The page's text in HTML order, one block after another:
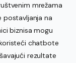
mrežama
postavljanja na
biznisa mogu
chatbote
rezultate